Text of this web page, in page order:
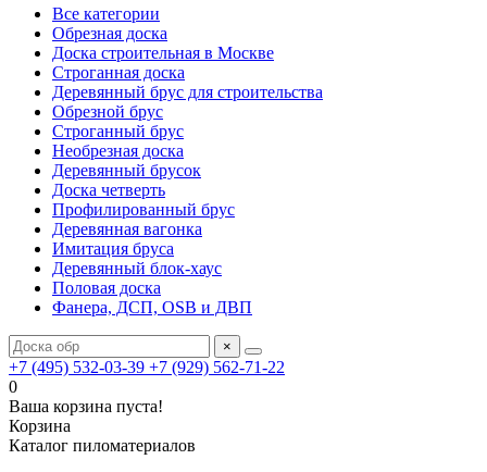
Все категории
Обрезная доска
Доска строительная в Москве
Строганная доска
Деревянный брус для строительства
Обрезной брус
Строганный брус
Необрезная доска
Деревянный брусок
Доска четверть
Профилированный брус
Деревянная вагонка
Имитация бруса
Деревянный блок-хаус
Половая доска
Фанера, ДСП, OSB и ДВП
×
+7 (495) 532-03-39 +7 (929) 562-71-22
0
Ваша корзина пуста!
Корзина
Каталог пиломатериалов